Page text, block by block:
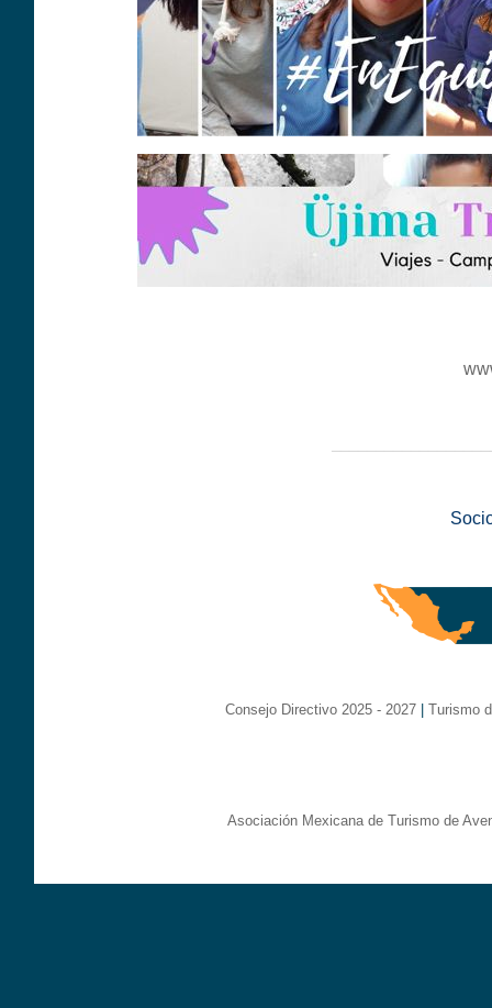
Consejo Directivo 2025 - 2027| Turismo
Asociación Mexicana de Turismo de